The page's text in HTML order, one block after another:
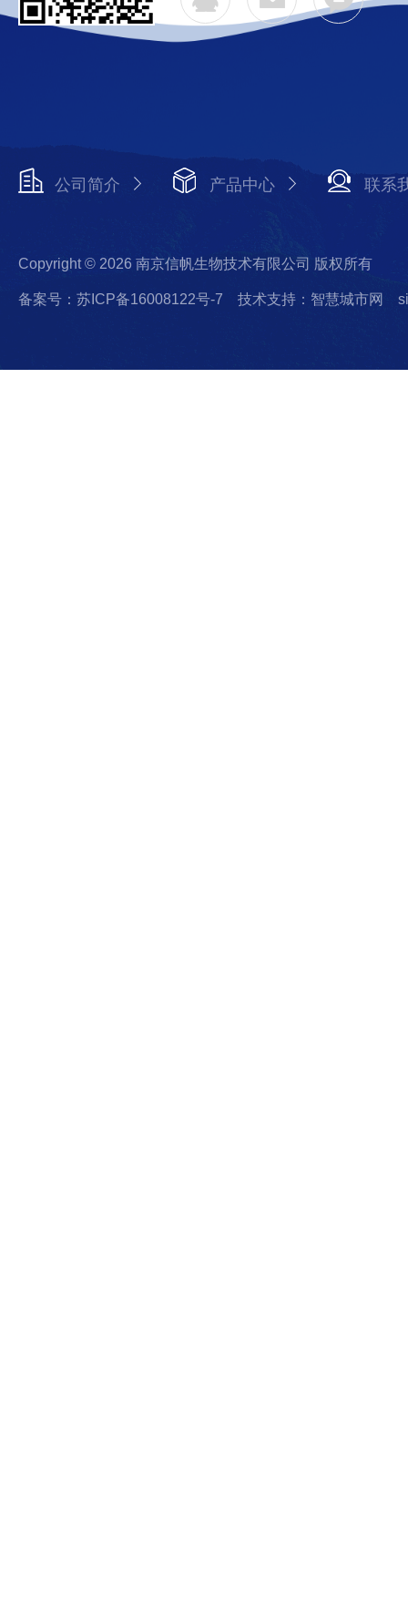
公司简介 产品中心 联系
Copyright © 2026 南京信帆生物技术有限公司 版权所有
备案号：苏ICP备16008122号-7 技术支持：智慧城市网